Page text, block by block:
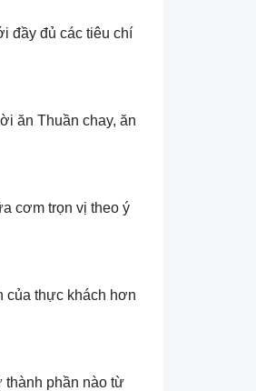
đầy đủ các tiêu chí
ăn Thuần chay, ăn
cơm trọn vị theo ý
của thực khách hơn
thành phần nào từ